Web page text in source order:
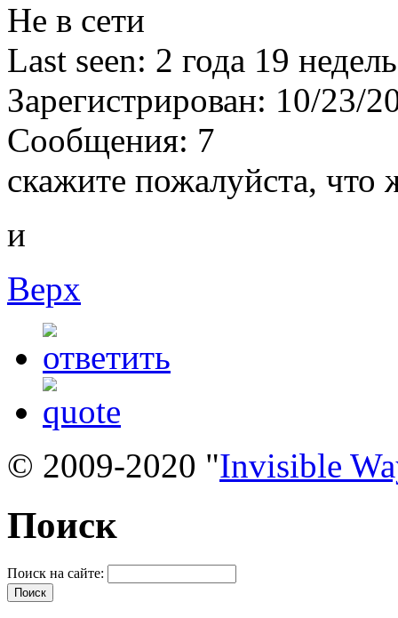
Не в сети
Last seen: 2 года 19
Зарегистрирован: 10/23/
Сообщения: 7
скажите пожалуйста, что
и
Верх
© 2009-2020 "Invisible
Поиск
Поиск на сайте: